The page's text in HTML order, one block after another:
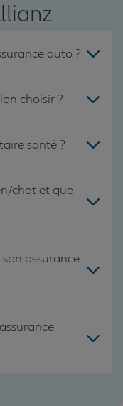
auto ?
choisir ?
santé ?
chat et que
assurance